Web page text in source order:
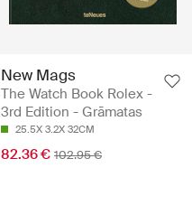
New Mags
The Watch Book Rolex -
3rd Edition - Grāmatas
25.5X 3.2X 32CM
82.36 € 102.95 €